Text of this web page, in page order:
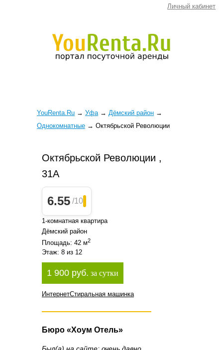
Личный кабинет
YouRenta.Ru → Уфа → Дёмский район →
Однокомнатные → Октябрьской Революции
Октябрьской Революции ,
31А
6.55 /10
1-комнатная квартира
Дёмский район
Площадь: 42 м2
Этаж: 8 из 12
1 900 руб. за сутки
ИнтернетСтиральная машинка
Бюро «Хоум Отель»